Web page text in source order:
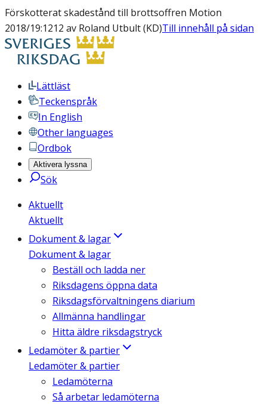
Förskotterat skadestånd till brottsoffren Motion
2018/19:1212 av Roland Utbult (KD)Till innehåll på sidan
Lättläst
Teckenspråk
In English
Other languages
Ordbok
Aktivera lyssna
Sök
Aktuellt
Aktuellt
Dokument & lagar
Dokument & lagar
Beställ och ladda ner
Riksdagens öppna data
Riksdagsförvaltningens diarium
Allmänna handlingar
Hitta äldre riksdagstryck
Ledamöter & partier
Ledamöter & partier
Ledamöterna
Så arbetar ledamöterna